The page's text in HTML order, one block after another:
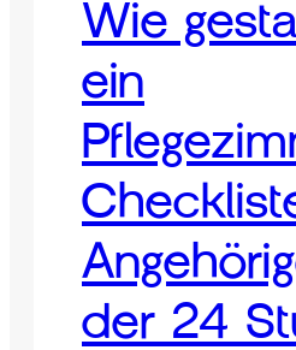
Wie
ein
der 24